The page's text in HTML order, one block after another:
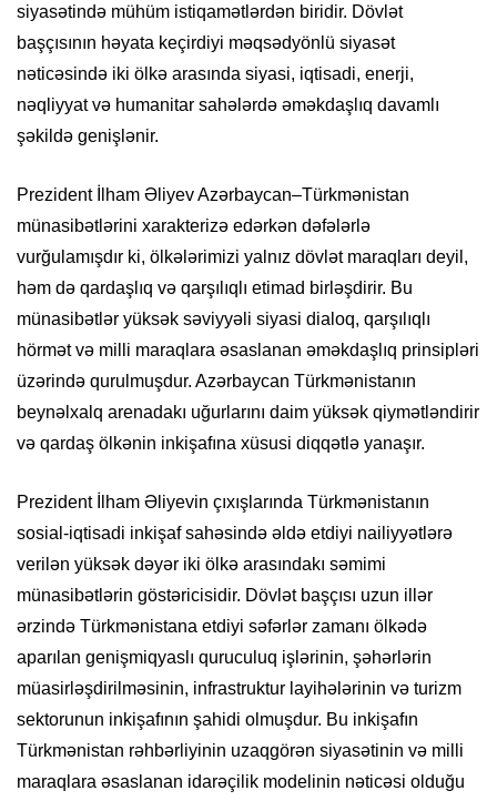
siyasətində mühüm istiqamətlərdən biridir. Dövlət
başçısının həyata keçirdiyi məqsədyönlü siyasət
nəticəsində iki ölkə arasında siyasi, iqtisadi, enerji,
nəqliyyat və humanitar sahələrdə əməkdaşlıq davamlı
şəkildə genişlənir.
Prezident İlham Əliyev Azərbaycan–Türkmənistan
münasibətlərini xarakterizə edərkən dəfələrlə
vurğulamışdır ki, ölkələrimizi yalnız dövlət maraqları deyil,
həm də qardaşlıq və qarşılıqlı etimad birləşdirir. Bu
münasibətlər yüksək səviyyəli siyasi dialoq, qarşılıqlı
hörmət və milli maraqlara əsaslanan əməkdaşlıq prinsipləri
üzərində qurulmuşdur. Azərbaycan Türkmənistanın
beynəlxalq arenadakı uğurlarını daim yüksək qiymətləndirir
və qardaş ölkənin inkişafına xüsusi diqqətlə yanaşır.
Prezident İlham Əliyevin çıxışlarında Türkmənistanın
sosial-iqtisadi inkişaf sahəsində əldə etdiyi nailiyyətlərə
verilən yüksək dəyər iki ölkə arasındakı səmimi
münasibətlərin göstəricisidir. Dövlət başçısı uzun illər
ərzində Türkmənistana etdiyi səfərlər zamanı ölkədə
aparılan genişmiqyaslı quruculuq işlərinin, şəhərlərin
müasirləşdirilməsinin, infrastruktur layihələrinin və turizm
sektorunun inkişafının şahidi olmuşdur. Bu inkişafın
Türkmənistan rəhbərliyinin uzaqgörən siyasətinin və milli
maraqlara əsaslanan idarəçilik modelinin nəticəsi olduğu